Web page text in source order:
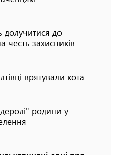
долучитися до
честь захисників
врятували кота
родини у